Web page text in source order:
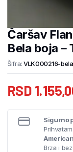
Čaršav
Bela boja –
Šifra: VLK000216-
RSD
Sigurno
Brza i